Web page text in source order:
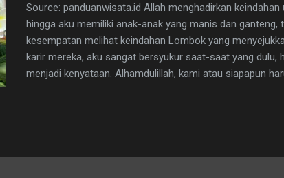
Source: panduanwisata.id Allah menghadirkan
hingga aku memiliki anak-anak yang manis dan
kesempatan melihat keindahan Lombok yang
karir mereka, aku sangat bersyukur saat-saat yang dulu,
menjadi kenyataan. Alhamdulillah, kami atau siapapun
mama pengen banget ke Lombok," sahutku acuh tak
mengarah ke...